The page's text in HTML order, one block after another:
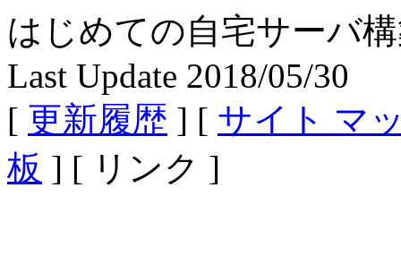
はじめての自宅サーバ構
Last Update 2018/05/30
[ 更新履歴 ] [ サイト マ
板 ] [ リンク ]